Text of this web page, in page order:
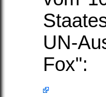
UN-
Fox":